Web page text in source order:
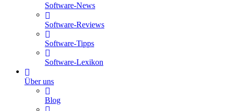
Software-News
Software-Reviews
Software-Tipps
Software-Lexikon
Über uns
Blog